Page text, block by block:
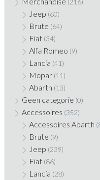
Jeep (60)
Brute (64)
Fiat (34)
Alfa Romeo (9)
Lancia (41)
Mopar (11)
Abarth (13)
Geen categorie (0)
Accessoires (352)
Accessoires Abarth
Brute (9)
Jeep (239)
Fiat (86)
Lancia (28)